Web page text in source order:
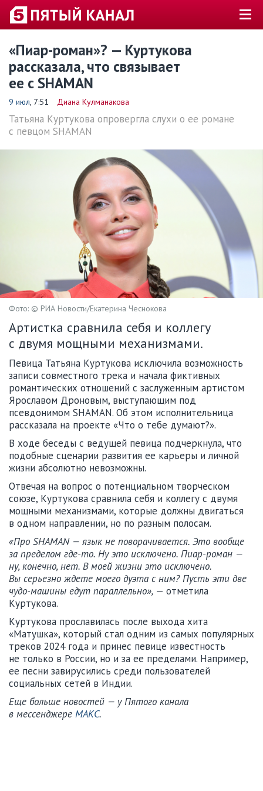
«Пиар-роман»? — Куртукова
рассказала, что связывает
ее с SHAMAN
9 июл, 7:51 Диана Кулманакова
Татьяна Куртукова опровергла слухи о ее романе
с певцом SHAMAN
Фото: © РИА Новости/Екатерина Чеснокова
Артистка сравнила себя и коллегу
с двумя мощными механизмами.
Певица Татьяна Куртукова исключила возможность
записи совместного трека и начала фиктивных
романтических отношений с заслуженным артистом
Ярославом Дроновым, выступающим под
псевдонимом SHAMAN. Об этом исполнительница
рассказала на проекте «Что о тебе думают?».
В ходе беседы с ведущей певица подчеркнула, что
подобные сценарии развития ее карьеры и личной
жизни абсолютно невозможны.
Отвечая на вопрос о потенциальном творческом
союзе, Куртукова сравнила себя и коллегу с двумя
мощными механизмами, которые должны двигаться
в одном направлении, но по разным полосам.
«Про SHAMAN — язык не поворачивается. Это вообще
за пределом где-то. Ну это исключено. Пиар-роман —
ну, конечно, нет. В моей жизни это исключено.
Вы серьезно ждете моего дуэта с ним? Пусть эти две
чудо-машины едут параллельно», — отметила
Куртукова.
Куртукова прославилась после выхода хита
«Матушка», который стал одним из самых популярных
треков 2024 года и принес певице известность
не только в России, но и за ее пределами. Например,
ее песни завирусились среди пользователей
социальных сетей в Индии.
Еще больше новостей — у Пятого канала
в мессенджере МАКС.